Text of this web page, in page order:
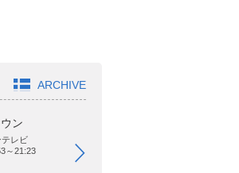
ン
レビ
～21:23
ARCHIVE